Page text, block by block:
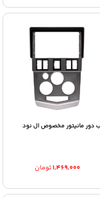
دور مانیتور مخصوص ال نود
۱,۴۶۹,۰۰۰تومان